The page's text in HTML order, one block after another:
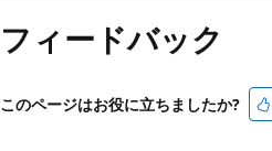
フィードバック
このページはお役に立ちましたか?